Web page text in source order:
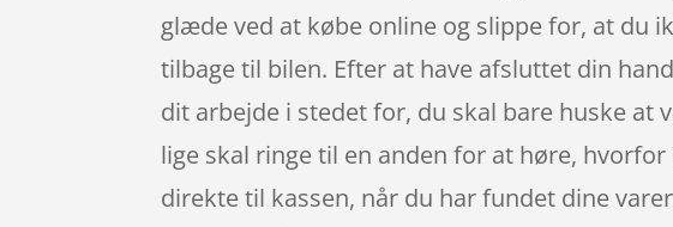
glæde ved at købe online og slippe for, at du
tilbage til bilen. Efter at have afsluttet din
dit arbejde i stedet for, du skal bare huske at
lige skal ringe til en anden for at høre,
direkte til kassen, når du har fundet dine